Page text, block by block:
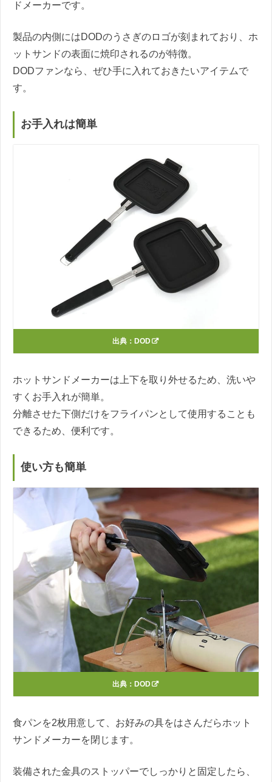
ドメーカーです。
製品の内側にはDODのうさぎのロゴが刻まれており、ホ
ットサンドの表面に焼印されるのが特徴。
DODファンなら、ぜひ手に入れておきたいアイテムで
す。
お手入れは簡単
出典： DOD
ホットサンドメーカーは上下を取り外せるため、洗いや
すくお手入れが簡単。
分離させた下側だけをフライパンとして使用することも
できるため、便利です。
使い方も簡単
出典： DOD
食パンを2枚用意して、お好みの具をはさんだらホット
サンドメーカーを閉じます。
装備された金具のストッパーでしっかりと固定したら、